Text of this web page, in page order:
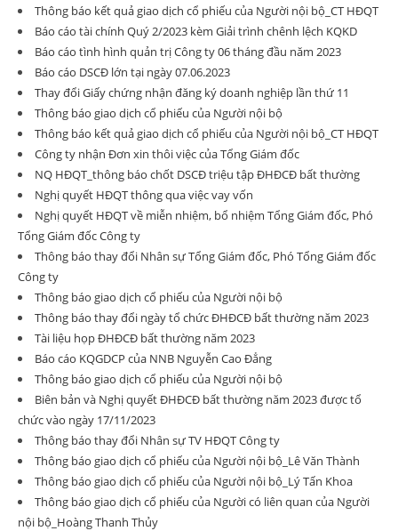
Thông báo kết quả giao dịch cổ phiếu của Người nội bộ_CT HĐQT
Báo cáo tài chính Quý 2/2023 kèm Giải trình chênh lệch KQKD
Báo cáo tình hình quản trị Công ty 06 tháng đầu năm 2023
Báo cáo DSCĐ lớn tại ngày 07.06.2023
Thay đổi Giấy chứng nhận đăng ký doanh nghiệp lần thứ 11
Thông báo giao dịch cổ phiếu của Người nội bộ
Thông báo kết quả giao dịch cổ phiếu của Người nội bộ_CT HĐQT
Công ty nhận Đơn xin thôi việc của Tổng Giám đốc
NQ HĐQT_thông báo chốt DSCĐ triệu tập ĐHĐCĐ bất thường
Nghị quyết HĐQT thông qua việc vay vốn
Nghị quyết HĐQT về miễn nhiệm, bổ nhiệm Tổng Giám đốc, Phó
Tổng Giám đốc Công ty
Thông báo thay đổi Nhân sự Tổng Giám đốc, Phó Tổng Giám đốc
Công ty
Thông báo giao dịch cổ phiếu của Người nội bộ
Thông báo thay đổi ngày tổ chức ĐHĐCĐ bất thường năm 2023
Tài liệu họp ĐHĐCĐ bất thường năm 2023
Báo cáo KQGDCP của NNB Nguyễn Cao Đẳng
Thông báo giao dịch cổ phiếu của Người nội bộ
Biên bản và Nghị quyết ĐHĐCĐ bất thường năm 2023 được tổ
chức vào ngày 17/11/2023
Thông báo thay đổi Nhân sự TV HĐQT Công ty
Thông báo giao dịch cổ phiếu của Người nội bộ_Lê Văn Thành
Thông báo giao dịch cổ phiếu của Người nội bộ_Lý Tấn Khoa
Thông báo giao dịch cổ phiếu của Người có liên quan của Người
nội bộ_Hoàng Thanh Thủy